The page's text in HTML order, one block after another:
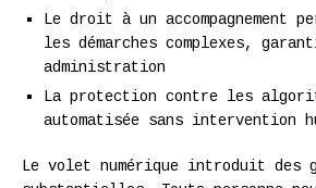
Le droit à un accompagnement
les démarches complexes,
administration
La protection contre les
automatisée sans intervention
Le volet numérique introduit des